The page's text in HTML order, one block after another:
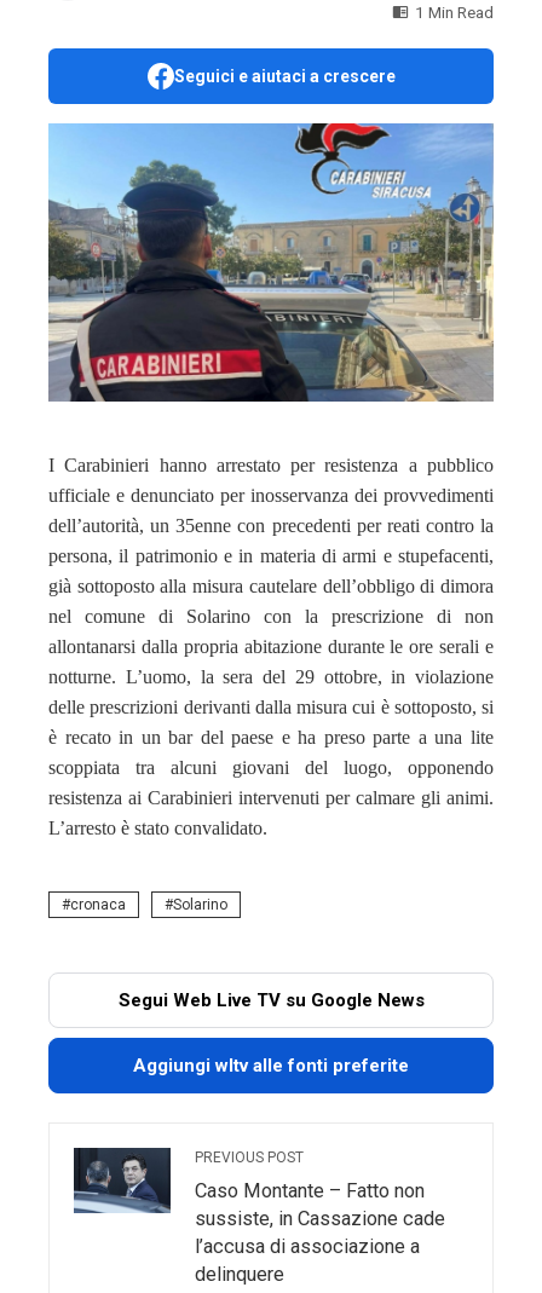
1 Min Read
Seguici e aiutaci a crescere
I Carabinieri hanno arrestato per resistenza a pubblico
ufficiale e denunciato per inosservanza dei provvedimenti
dell’autorità, un 35enne con precedenti per reati contro la
persona, il patrimonio e in materia di armi e stupefacenti,
già sottoposto alla misura cautelare dell’obbligo di dimora
nel comune di Solarino con la prescrizione di non
allontanarsi dalla propria abitazione durante le ore serali e
notturne. L’uomo, la sera del 29 ottobre, in violazione
delle prescrizioni derivanti dalla misura cui è sottoposto, si
è recato in un bar del paese e ha preso parte a una lite
scoppiata tra alcuni giovani del luogo, opponendo
resistenza ai Carabinieri intervenuti per calmare gli animi.
L’arresto è stato convalidato.
cronaca Solarino
Segui Web Live TV su Google News
Aggiungi wltv alle fonti preferite
PREVIOUS POST
Caso Montante – Fatto non
sussiste, in Cassazione cade
l’accusa di associazione a
delinquere